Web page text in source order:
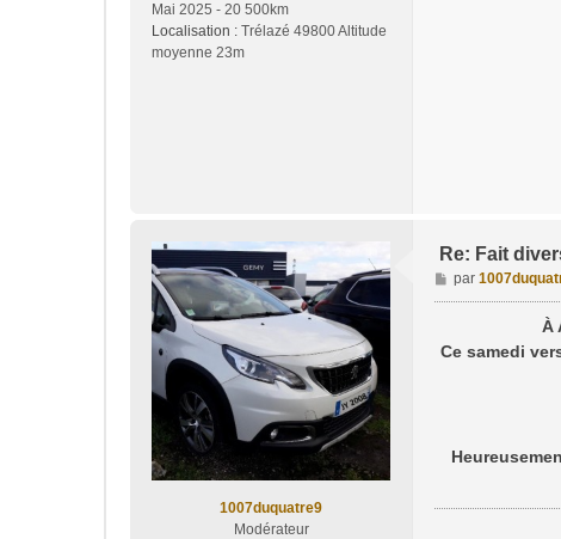
Mai 2025 - 20 500km
Localisation : Trélazé 49800 Altitude
moyenne 23m
1007duquatre9
Modérateur
Re: Fait
M
e
s
par
À
Ce samedi